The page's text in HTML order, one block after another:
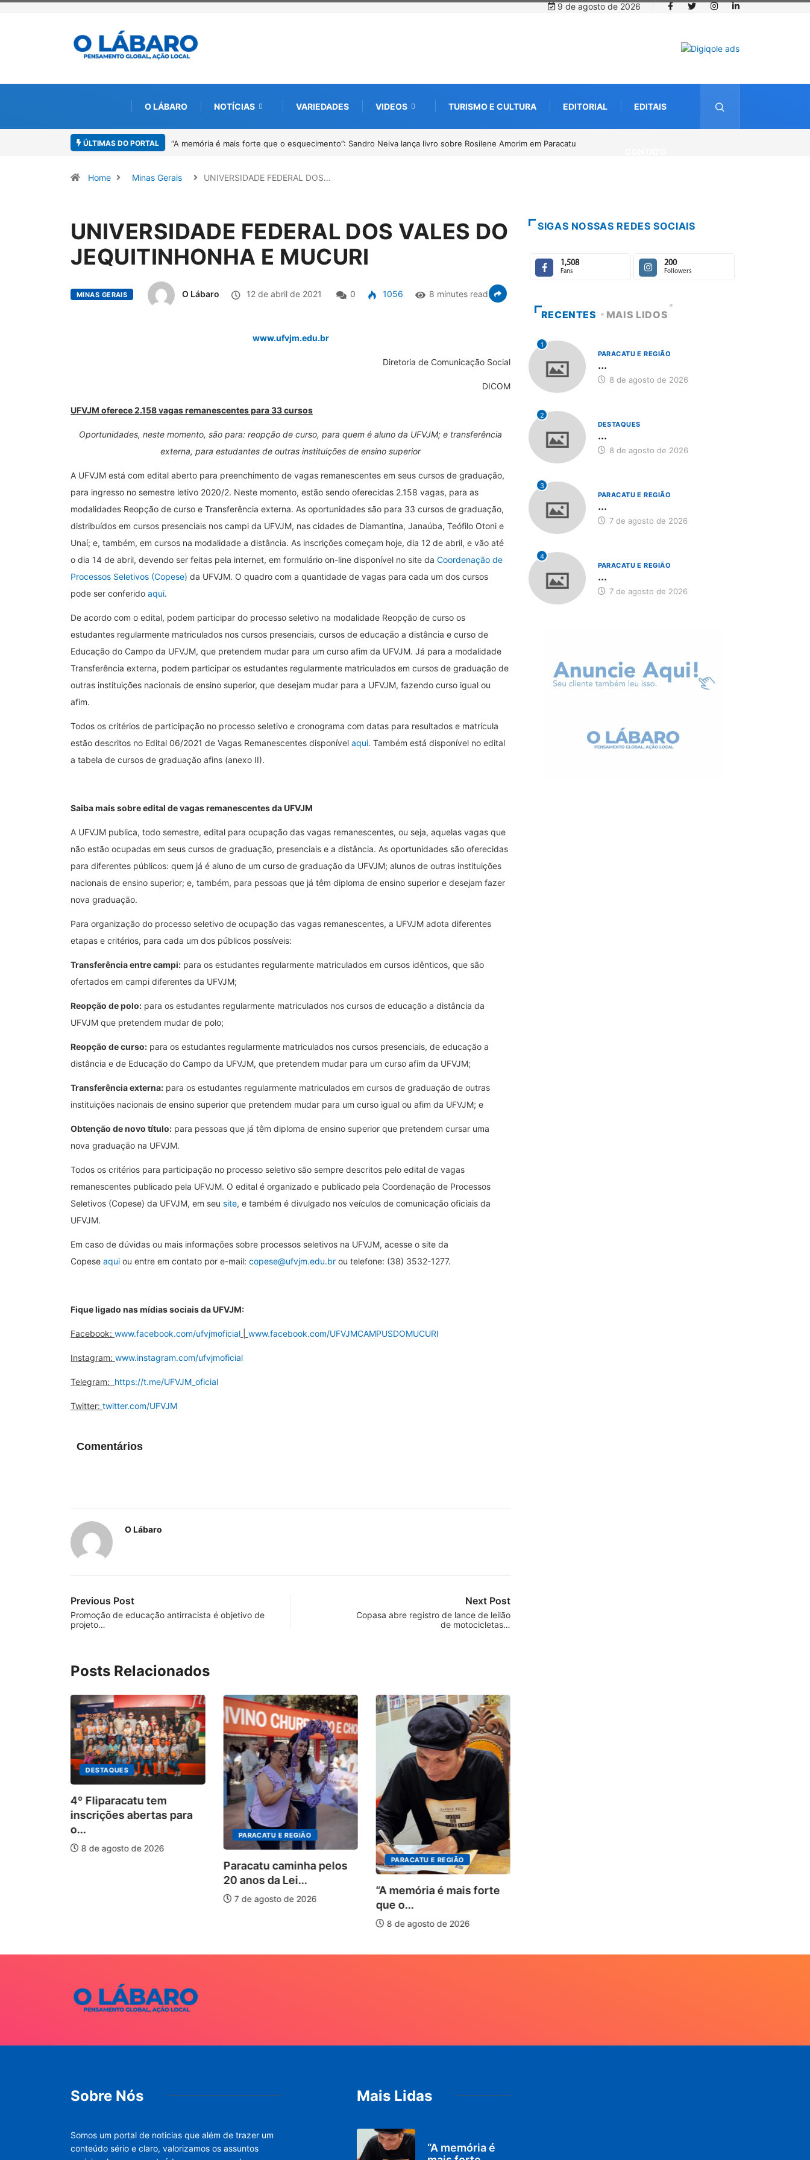
9 de agosto de 2026
O LÁBARO NOTÍCIAS VARIEDADES VIDEOS TURISMO E CULTURA EDITORIAL EDITAIS
ÚLTIMAS DO PORTAL 4º Fliparacatu tem inscrições abertas para o Prêmio de Redação e Desenho até o dia 14 de agosto
Home Minas Gerais UNIVERSIDADE FEDERAL DOS…
UNIVERSIDADE FEDERAL DOS VALES DO
JEQUITINHONHA E MUCURI
MINAS GERAIS O Lábaro 12 de abril de 2021 0 1056 8 minutes read
www.ufvjm.edu.br
Diretoria de Comunicação Social
DICOM
UFVJM oferece 2.158 vagas remanescentes para 33 cursos
Oportunidades, neste momento, são para: reopção de curso, para quem é aluno da UFVJM; e transferência
externa, para estudantes de outras instituições de ensino superior
A UFVJM está com edital aberto para preenchimento de vagas remanescentes em seus cursos de graduação,
para ingresso no semestre letivo 2020/2. Neste momento, estão sendo oferecidas 2.158 vagas, para as
modalidades Reopção de curso e Transferência externa. As oportunidades são para 33 cursos de graduação,
distribuídos em cursos presenciais nos campi da UFVJM, nas cidades de Diamantina, Janaúba, Teófilo Otoni e
Unaí; e, também, em cursos na modalidade a distância. As inscrições começam hoje, dia 12 de abril, e vão até
o dia 14 de abril, devendo ser feitas pela internet, em formulário on-line disponível no site da Coordenação de
Processos Seletivos (Copese) da UFVJM. O quadro com a quantidade de vagas para cada um dos cursos
pode ser conferido aqui.
De acordo com o edital, podem participar do processo seletivo na modalidade Reopção de curso os
estudantes regularmente matriculados nos cursos presenciais, cursos de educação a distância e curso de
Educação do Campo da UFVJM, que pretendem mudar para um curso afim da UFVJM. Já para a modalidade
Transferência externa, podem participar os estudantes regularmente matriculados em cursos de graduação de
outras instituições nacionais de ensino superior, que desejam mudar para a UFVJM, fazendo curso igual ou
afim.
Todos os critérios de participação no processo seletivo e cronograma com datas para resultados e matrícula
estão descritos no Edital 06/2021 de Vagas Remanescentes disponível aqui. Também está disponível no edital
a tabela de cursos de graduação afins (anexo II).
Saiba mais sobre edital de vagas remanescentes da UFVJM
A UFVJM publica, todo semestre, edital para ocupação das vagas remanescentes, ou seja, aquelas vagas que
não estão ocupadas em seus cursos de graduação, presenciais e a distância. As oportunidades são oferecidas
para diferentes públicos: quem já é aluno de um curso de graduação da UFVJM; alunos de outras instituições
nacionais de ensino superior; e, também, para pessoas que já têm diploma de ensino superior e desejam fazer
nova graduação.
Para organização do processo seletivo de ocupação das vagas remanescentes, a UFVJM adota diferentes
etapas e critérios, para cada um dos públicos possíveis:
Transferência entre campi: para os estudantes regularmente matriculados em cursos idênticos, que são
ofertados em campi diferentes da UFVJM;
Reopção de polo: para os estudantes regularmente matriculados nos cursos de educação a distância da
UFVJM que pretendem mudar de polo;
Reopção de curso: para os estudantes regularmente matriculados nos cursos presenciais, de educação a
distância e de Educação do Campo da UFVJM, que pretendem mudar para um curso afim da UFVJM;
Transferência externa: para os estudantes regularmente matriculados em cursos de graduação de outras
instituições nacionais de ensino superior que pretendem mudar para um curso igual ou afim da UFVJM; e
Obtenção de novo título: para pessoas que já têm diploma de ensino superior que pretendem cursar uma
nova graduação na UFVJM.
Todos os critérios para participação no processo seletivo são sempre descritos pelo edital de vagas
remanescentes publicado pela UFVJM. O edital é organizado e publicado pela Coordenação de Processos
Seletivos (Copese) da UFVJM, em seu site, e também é divulgado nos veículos de comunicação oficiais da
UFVJM.
Em caso de dúvidas ou mais informações sobre processos seletivos na UFVJM, acesse o site da
Copese aqui ou entre em contato por e-mail: copese@ufvjm.edu.br ou telefone: (38) 3532-1277.
Fique ligado nas mídias sociais da UFVJM:
Facebook: www.facebook.com/ufvjmoficial www.facebook.com/UFVJMCAMPUSDOMUCURI
Instagram: www.instagram.com/ufvjmoficial
Telegram: https://t.me/UFVJM_oficial
Twitter: twitter.com/UFVJM
Comentários
O Lábaro
Previous Post
Promoção de educação antirracista é objetivo de
projeto…
Next Post
Copasa abre registro de lance de leilão
de motocicletas…
Posts Relacionados
DESTAQUES
4º Fliparacatu tem
inscrições abertas para
o...
8 de agosto de 2026
PARACATU E REGIÃO
Paracatu caminha pelos
20 anos da Lei...
7 de agosto de 2026
PARACATU E REGIÃO
“A memória é mais forte
que o...
8 de agosto de 2026
SIGAS NOSSAS REDES SOCIAIS
1,508
Fans
200
Followers
RECENTES MAIS LIDOS
1
PARACATU E REGIÃO
...
8 de agosto de 2026
2
DESTAQUES
...
8 de agosto de 2026
3
PARACATU E REGIÃO
...
7 de agosto de 2026
4
PARACATU E REGIÃO
...
7 de agosto de 2026
Sobre Nós
Somos um portal de noticias que além de trazer um
conteúdo sério e claro, valorizamos os assuntos
Mais Lidas
“A memória é